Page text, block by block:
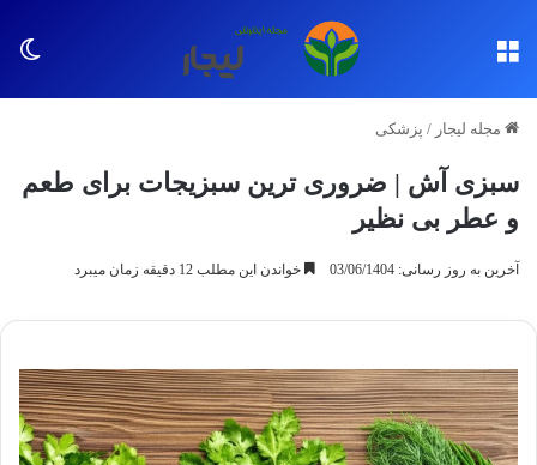
مجله لیجار / پزشکی
سبزی آش | ضروری ترین سبزیجات برای طعم
و عطر بی نظیر
آخرین به روز رسانی: 03/06/1404 خواندن این مطلب 12 دقیقه زمان میبرد